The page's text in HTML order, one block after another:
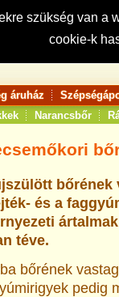
szükség van
cookie-k
Keresés:
áruház
Narancsbőr
bőrének
és a
téve.
bőrének
pedig